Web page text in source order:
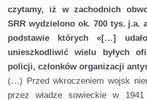
czytamy, iż wzachodnich
SRR wydzielono ok. 700 tys. j.a.
podstawie których «[…]
unieszkodliwić wielu byłych
policji, członków organizacji
(…) Przed wkroczeniem wojsk
przez władze sowieckie w